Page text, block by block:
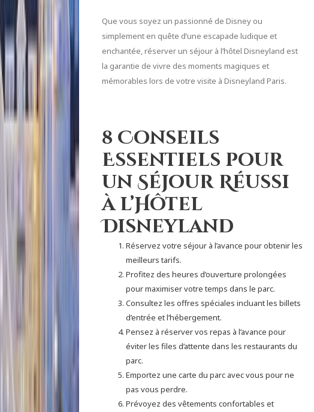
Que vous soyez un passionné de Disney ou
simplement en quête d’une escapade ludique et
enchantée, réserver un séjour à l’hôtel Disneyland est
la garantie de vivre des moments magiques et
mémorables lors de votre visite à Disneyland Paris.
8 Conseils
Essentiels pour
un Séjour Réussi
à l’Hôtel
Disneyland
Réservez votre séjour à l’avance pour obtenir les
meilleurs tarifs.
Profitez des heures d’ouverture prolongées
pour maximiser votre temps dans le parc.
Consultez les offres spéciales incluant les billets
d’entrée et l’hébergement.
Pensez à réserver vos repas à l’avance pour
éviter les files d’attente dans les restaurants du
parc.
Emportez une carte du parc avec vous pour ne
pas vous perdre.
Prévoyez des vêtements confortables et